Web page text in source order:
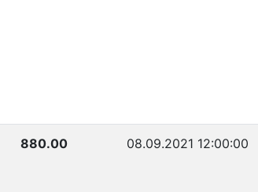
880.00 08.09.2021 12:00:00